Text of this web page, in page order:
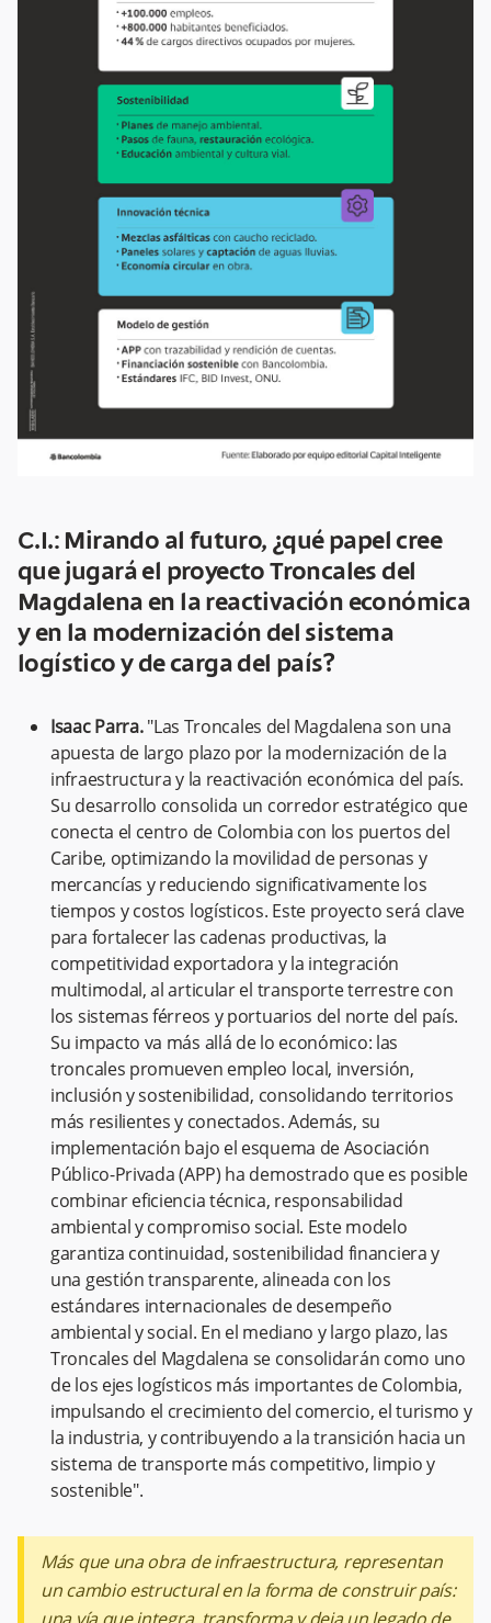
C.I.: Mirando al futuro, ¿qué papel cree
que jugará el proyecto Troncales del
Magdalena en la reactivación económica
y en la modernización del sistema
logístico y de carga del país?
Isaac Parra."Las Troncales del Magdalena son una
apuesta de largo plazo por la modernización de la
infraestructura y la reactivación económica del país.
Su desarrollo consolida un corredor estratégico que
conecta el centro de Colombia con los puertos del
Caribe, optimizando la movilidad de personas y
mercancías y reduciendo significativamente los
tiempos y costos logísticos. Este proyecto será clave
para fortalecer las cadenas productivas, la
competitividad exportadora y la integración
multimodal, al articular el transporte terrestre con
los sistemas férreos y portuarios del norte del país.
Su impacto va más allá de lo económico: las
troncales promueven empleo local, inversión,
inclusión y sostenibilidad, consolidando territorios
más resilientes y conectados. Además, su
implementación bajo el esquema de Asociación
Público-Privada (APP) ha demostrado que es posible
combinar eficiencia técnica, responsabilidad
ambiental y compromiso social. Este modelo
garantiza continuidad, sostenibilidad financiera y
una gestión transparente, alineada con los
estándares internacionales de desempeño
ambiental y social. En el mediano y largo plazo, las
Troncales del Magdalena se consolidarán como uno
de los ejes logísticos más importantes de Colombia,
impulsando el crecimiento del comercio, el turismo y
la industria, y contribuyendo a la transición hacia un
sistema de transporte más competitivo, limpio y
sostenible".
Más que una obra de infraestructura, representan
un cambio estructural en la forma de construir país: